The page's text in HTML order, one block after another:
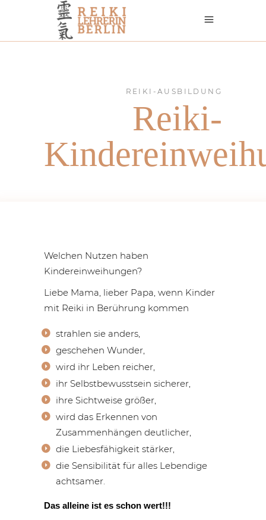
REIKI-AUSBILDUNG
Reiki-
Welchen Nutzen haben
Kindereinweihungen?
Liebe Mama, lieber Papa, wenn Kinder
mit Reiki in Berührung kommen
strahlen sie anders,
geschehen Wunder,
wird ihr Leben reicher,
ihr Selbstbewusstsein sicherer,
ihre Sichtweise größer,
wird das Erkennen von
Zusammenhängen deutlicher,
die Liebesfähigkeit stärker,
die Sensibilität für alles Lebendige
achtsamer.
Das alleine ist es schon wert!!!